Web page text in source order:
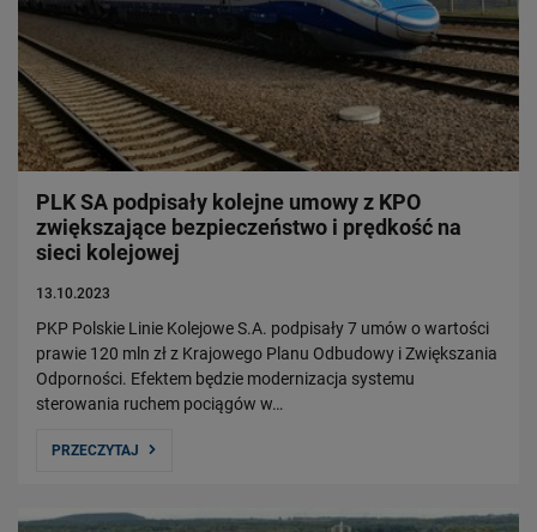
PLK SA podpisały kolejne umowy z KPO
zwiększające bezpieczeństwo i prędkość na
sieci kolejowej
13.10.2023
PKP Polskie Linie Kolejowe S.A. podpisały 7 umów o wartości
prawie 120 mln zł z Krajowego Planu Odbudowy i Zwiększania
Odporności. Efektem będzie modernizacja systemu
sterowania ruchem pociągów w…
PRZECZYTAJ
Władze Spółki
Struktura Spółki
Spółki zależne
Raport roczny
Zrównoważony rozwój
Obserwuj nas